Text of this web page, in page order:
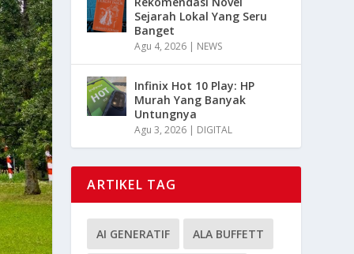
Sejarah Lokal Yang Seru
Banget
Agu 4, 2026 | NEWS
Infinix Hot 10 Play: HP
Murah Yang Banyak
Untungnya
Agu 3, 2026 | DIGITAL
ARTIKEL TAG
AI GENERATIF ALA BUFFETT